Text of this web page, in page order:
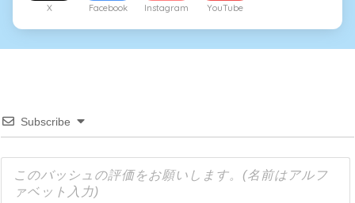
X Facebook Instagram YouTube
Subscribe